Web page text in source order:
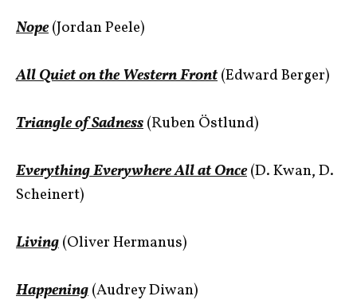
Nope(Jordan Peele)
All Quiet on the Western Front(Edward Berger)
Triangle of Sadness(Ruben Östlund)
Everything Everywhere All at Once(D. Kwan, D.
Scheinert)
Living(Oliver Hermanus)
Happening(Audrey Diwan)